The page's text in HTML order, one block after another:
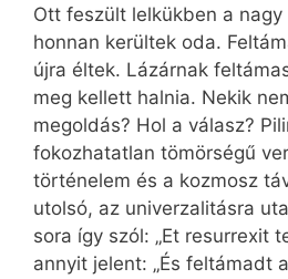
Ott feszült lelkükben a nagy
honnan kerültek oda.
újra éltek. Lázárnak
meg kellett halnia. Nekik
megoldás? Hol a válasz?
fokozhatatlan tömörségű
történelem és a kozmosz
utolsó, az univerzalitásra
sora így szól: „Et resurrexit
annyit jelent: „És feltámadt